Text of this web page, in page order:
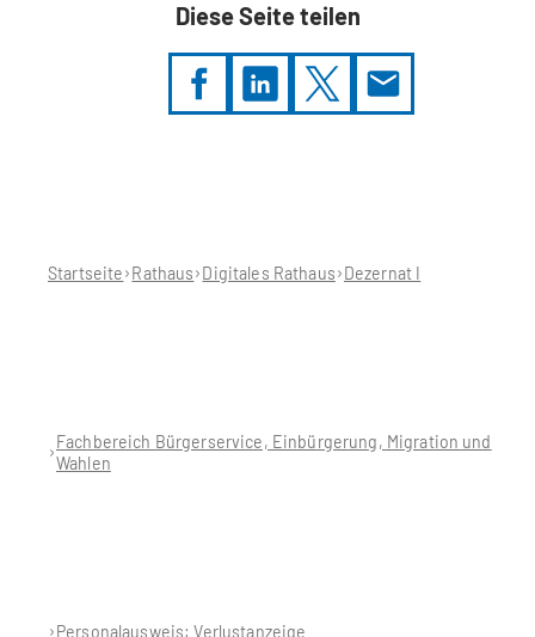
Diese Seite teilen
Startseite Rathaus Digitales Rathaus Dezernat I
Fachbereich Bürgerservice, Einbürgerung, Migration und
Wahlen
Personalausweis: Verlustanzeige